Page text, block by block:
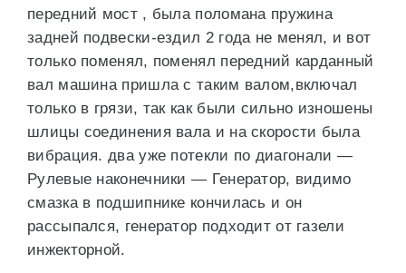
передний мост , была поломана пружина
задней подвески-ездил 2 года не менял, и вот
только поменял, поменял передний карданный
вал машина пришла с таким валом,включал
только в грязи, так как были сильно изношены
шлицы соединения вала и на скорости была
вибрация. два уже потекли по диагонали —
Рулевые наконечники — Генератор, видимо
смазка в подшипнике кончилась и он
рассыпался, генератор подходит от газели
инжекторной.